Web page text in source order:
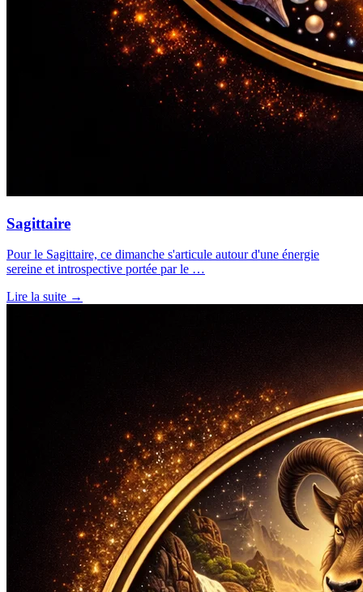
Sagittaire
Pour le Sagittaire, ce dimanche s'articule autour d'une énergie
sereine et introspective portée par le …
Lire la suite →